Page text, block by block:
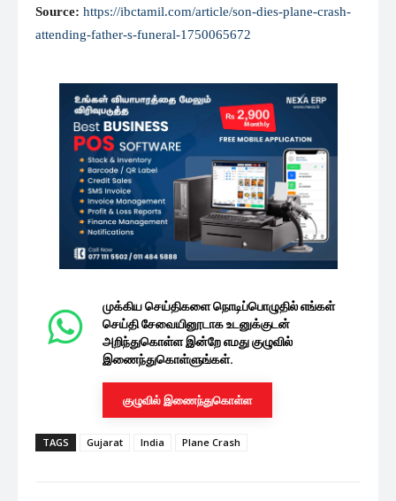
Source: https://ibctamil.com/article/son-dies-plane-crash-
attending-father-s-funeral-1750065672
முக்கிய செய்திகளை நொடிப்பொழுதில் எங்கள்
செய்தி சேவையினூடாக உடனுக்குடன்
அறிந்துகொள்ள இன்றே எமது குழுவில்
இணைந்துகொள்ளுங்கள்.
குழுவில் இணைந்துகொள்ள
TAGS Gujarat India Plane Crash